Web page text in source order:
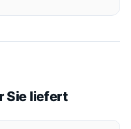
Sie liefert